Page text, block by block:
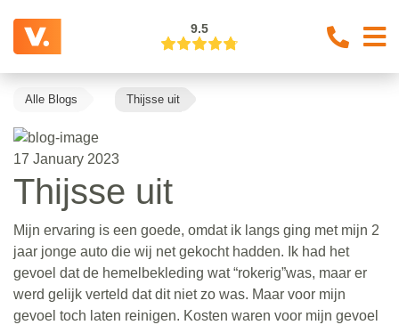
9.5
Alle Blogs Thijsse uit
17 January 2023
Thijsse uit
Mijn ervaring is een goede, omdat ik langs ging met mijn 2
jaar jonge auto die wij net gekocht hadden. Ik had het
gevoel dat de hemelbekleding wat “rokerig”was, maar er
werd gelijk verteld dat dit niet zo was. Maar voor mijn
gevoel toch laten reinigen. Kosten waren voor mijn gevoel